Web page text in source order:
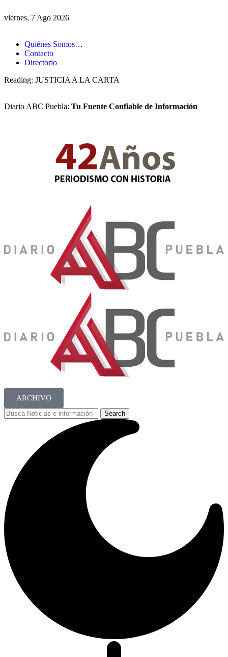
viernes, 7 Ago 2026
Quiénes Somos…
Contacto
Directorio
Reading: JUSTICIA A LA CARTA
Diario ABC Puebla: Tu Fuente Confiable de Información
ARCHIVO